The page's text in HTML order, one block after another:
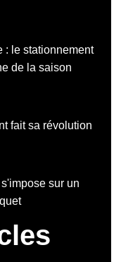
: le stationnement
de la saison
fait sa révolution
sur un